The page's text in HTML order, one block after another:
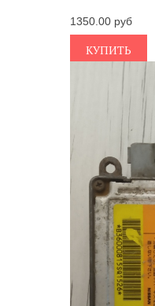
1350.00
КУПИТЬ